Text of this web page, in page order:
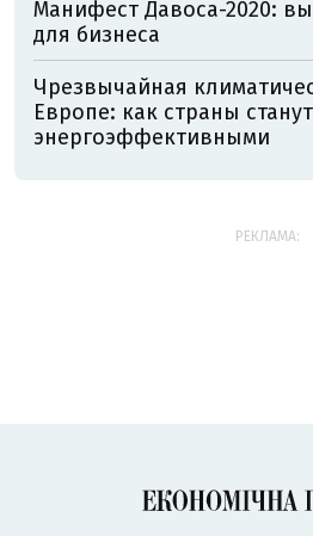
Манифест Давоса-2020:
для бизнеса
Чрезвычайная
Европе: как страны станут
энергоэффективными
РЕКЛАМА: